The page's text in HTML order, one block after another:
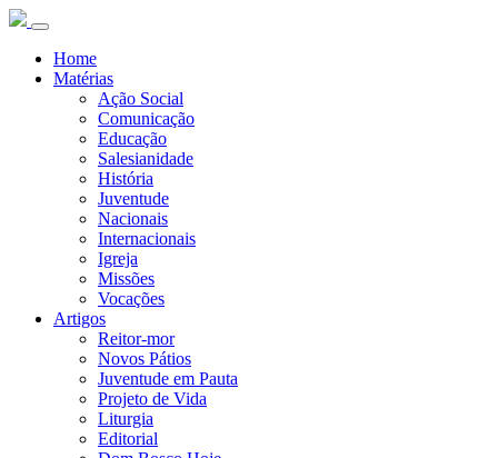
Home
Matérias
Ação Social
Comunicação
Educação
Salesianidade
História
Juventude
Nacionais
Internacionais
Igreja
Missões
Vocações
Artigos
Reitor-mor
Novos Pátios
Juventude em Pauta
Projeto de Vida
Liturgia
Editorial